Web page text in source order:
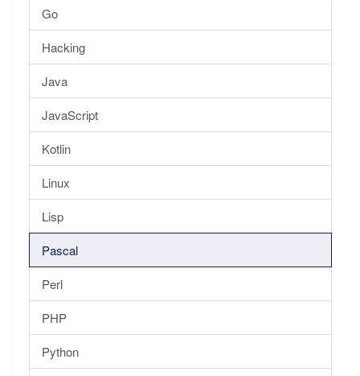
Go
Hacking
Java
JavaScript
Kotlin
Linux
Lisp
Pascal
Perl
PHP
Python